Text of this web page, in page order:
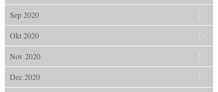
Sep 2020
Okt 2020
Nov 2020
Dec 2020